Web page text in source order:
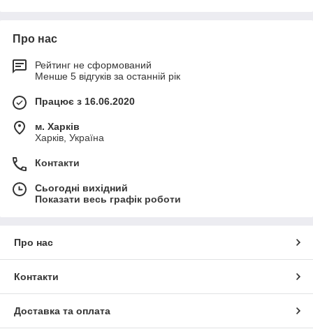
Про нас
Рейтинг не сформований
Менше 5 відгуків за останній рік
Працює з 16.06.2020
м. Харків
Харків, Україна
Контакти
Сьогодні вихідний
Показати весь графік роботи
Про нас
Контакти
Доставка та оплата